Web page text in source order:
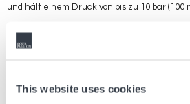
This website uses cookies
und hält einem Druck von bis zu 10 bar (100
Präzise, robust und mutig – die Multifort TV
historische Meisterschaft in der